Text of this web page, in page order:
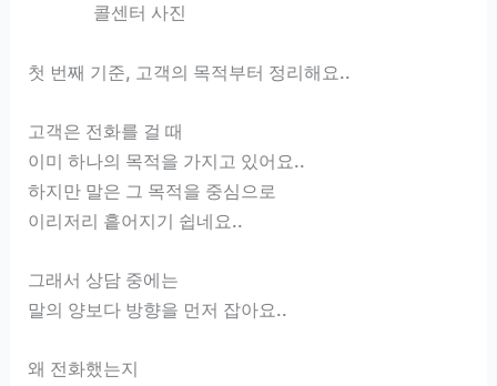
콜센터 사진
첫 번째 기준, 고객의 목적부터 정리해요..
고객은 전화를 걸 때
이미 하나의 목적을 가지고 있어요..
하지만 말은 그 목적을 중심으로
이리저리 흩어지기 쉽네요..
그래서 상담 중에는
말의 양보다 방향을 먼저 잡아요..
왜 전화했는지